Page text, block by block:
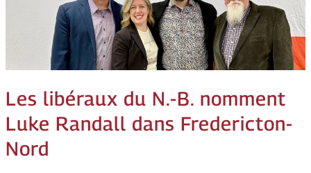
Les libéraux du N.-B. nomment
Luke Randall dans Fredericton-
Nord